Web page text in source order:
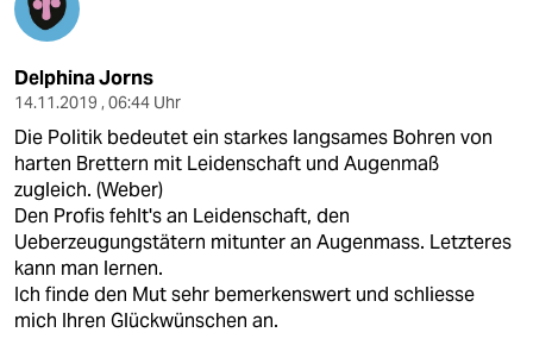
Delphina Jorns
14.11.2019 , 06:44 Uhr
Die Politik bedeutet ein starkes langsames Bohren von
harten Brettern mit Leidenschaft und Augenmaß
zugleich. (Weber)
Den Profis fehlt's an Leidenschaft, den
Ueberzeugungstätern mitunter an Augenmass. Letzteres
kann man lernen.
Ich finde den Mut sehr bemerkenswert und schliesse
mich Ihren Glückwünschen an.